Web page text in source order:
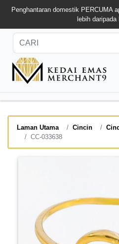
Penghantaran domestik PERCUMA
lebih daripada
Laman Utama Cincin
CC-033638